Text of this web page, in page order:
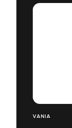
VANIA